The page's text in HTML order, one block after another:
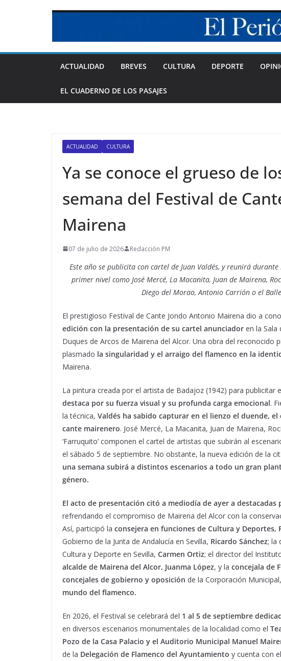
ACTUALIDAD BREVES CULTURA DEPORTE
EL CUADERNO DE LOS PASAJES
ACTUALIDAD CULTURA
Ya se conoce el grueso de
semana del Festival de
Mairena
07 de julio de 2026 Redacción PM
Este año se publicita con cartel de Juan Valdés, y reunirá
primer nivel como José Mercé, La Macanita, Juan de Mairena,
Diego del Morao, Antonio Carrión o el
El prestigioso Festival de Cante Jondo Antonio Mairena dio a
edición con la presentación de su cartel anunciador en la Sala
Duques de Arcos de Mairena del Alcor. Una obra del reconocido
plasmado la singularidad y el arraigo del flamenco en la
Mairena.
La pintura creada por el artista de Badajoz (1942) para publicitar
destaca por su fuerza visual y su profunda carga emocional.
la técnica, Valdés ha sabido capturar en el lienzo el duende,
cante mairenero. José Mercé, La Macanita, Juan de Mairena,
‘Farruquito’ componen el cartel de artistas que subirán al
el sábado 5 de septiembre. No obstante, la nueva edición de la
una semana subirá a distintos escenarios a todo un gran
género.
El acto de presentación citó a mediodía de ayer a
refrendando el compromiso de Mairena del Alcor con la
Así, participó la consejera en funciones de Cultura y Deportes,
Gobierno de la Junta de Andalucía en Sevilla, Ricardo Sánchez; la
Cultura y Deporte en Sevilla, Carmen Ortiz; el director del
alcalde de Mairena del Alcor, Juanma López, y la concejala de
concejales de gobierno y oposición de la Corporación Municipal,
mundo del flamenco.
En 2026, el Festival se celebrará del 1 al 5 de septiembre
en diversos escenarios monumentales de la localidad como el
Pozo de la Casa Palacio y el Auditorio Municipal Manuel
de la Delegación de Flamenco del Ayuntamiento y cuenta con